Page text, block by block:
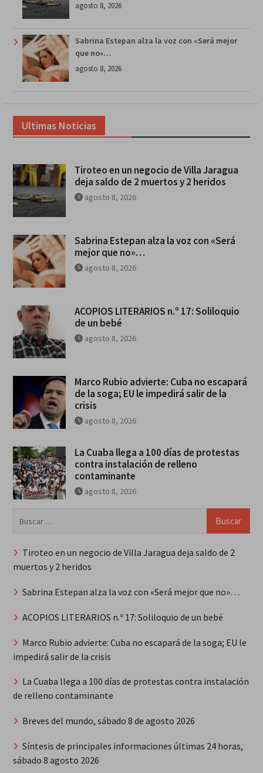
agosto 8, 2026
Sabrina Estepan alza la voz con «Será mejor
que no»…
agosto 8, 2026
Ultimas Noticias
Tiroteo en un negocio de Villa Jaragua
deja saldo de 2 muertos y 2 heridos
agosto 8, 2026
Sabrina Estepan alza la voz con «Será
mejor que no»…
agosto 8, 2026
ACOPIOS LITERARIOS n.º 17: Soliloquio
de un bebé
agosto 8, 2026
Marco Rubio advierte: Cuba no escapará
de la soga; EU le impedirá salir de la
crisis
agosto 8, 2026
La Cuaba llega a 100 días de protestas
contra instalación de relleno
contaminante
agosto 8, 2026
Tiroteo en un negocio de Villa Jaragua deja saldo de 2
muertos y 2 heridos
Sabrina Estepan alza la voz con «Será mejor que no»…
ACOPIOS LITERARIOS n.º 17: Soliloquio de un bebé
Marco Rubio advierte: Cuba no escapará de la soga; EU le
impedirá salir de la crisis
La Cuaba llega a 100 días de protestas contra instalación
de relleno contaminante
Breves del mundo, sábado 8 de agosto 2026
Síntesis de principales informaciones últimas 24 horas,
sábado 8 agosto 2026